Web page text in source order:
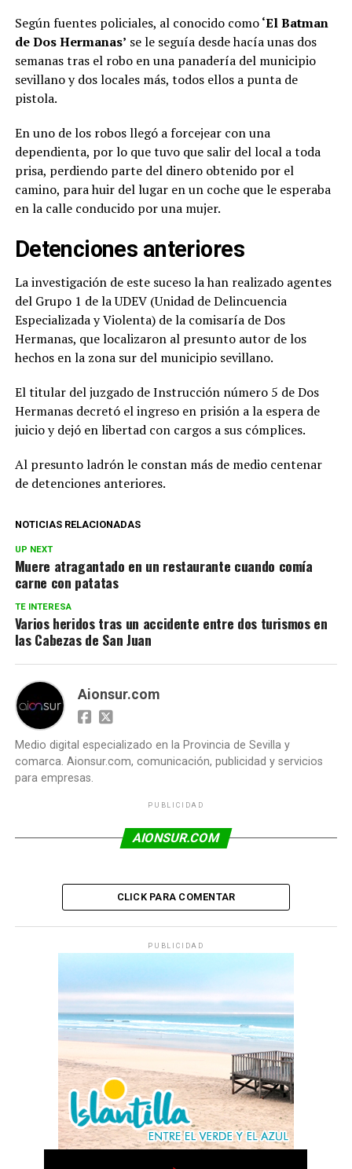
Según fuentes policiales, al conocido como‘El Batman
de Dos Hermanas’ se le seguía desde hacía unas dos
semanas tras el robo en una panadería del municipio
sevillano y dos locales más, todos ellos a punta de
pistola.
En uno de los robos llegó a forcejear con una
dependienta, por lo que tuvo que salir del local a toda
prisa, perdiendo parte del dinero obtenido por el
camino, para huir del lugar en un coche que le esperaba
en la calle conducido por una mujer.
Detenciones anteriores
La investigación de este suceso la han realizado agentes
del Grupo 1 de la UDEV (Unidad de Delincuencia
Especializada y Violenta) de la comisaría de Dos
Hermanas, que localizaron al presunto autor de los
hechos en la zona sur del municipio sevillano.
El titular del juzgado de Instrucción número 5 de Dos
Hermanas decretó el ingreso en prisión a la espera de
juicio y dejó en libertad con cargos a sus cómplices.
Al presunto ladrón le constan más de medio centenar
de detenciones anteriores.
NOTICIAS RELACIONADAS
UP NEXT
Muere atragantado en un restaurante cuando comía
carne con patatas
TE INTERESA
Varios heridos tras un accidente entre dos turismos en
las Cabezas de San Juan
Aionsur.com
Medio digital especializado en la Provincia de Sevilla y
comarca. Aionsur.com, comunicación, publicidad y servicios
para empresas.
PUBLICIDAD
AIONSUR.COM
CLICK PARA COMENTAR
PUBLICIDAD